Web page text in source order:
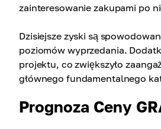
zainteresowanie zakupami po
Dzisiejsze zyski są
poziomów wyprzedania.
projektu, co zwiększyło
głównego fundamentalnego
Prognoza Ceny